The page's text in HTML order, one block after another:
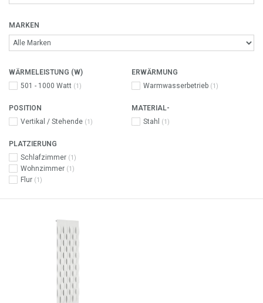
MARKEN
WÄRMELEISTUNG (W)
501 - 1000 Watt (1)
ERWÄRMUNG
Warmwasserbetrieb (1)
POSITION
Vertikal / Stehende (1)
MATERIAL-
Stahl
(1)
PLATZIERUNG
Schlafzimmer (1)
Wohnzimmer (1)
Flur (1)